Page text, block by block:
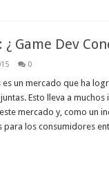
Game Dev
0
un mercado que ha
Esto lleva a
mercado y, como un
los consumidores